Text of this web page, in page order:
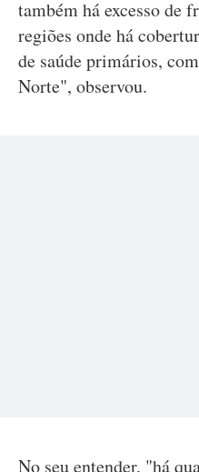
também há excesso de
regiões onde há
de saúde primários,
Norte", observou.
No seu entender, "há